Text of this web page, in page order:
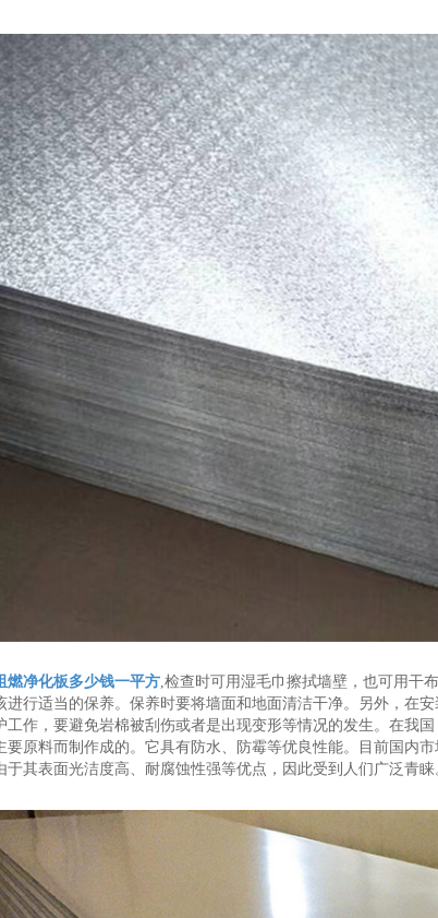
燃净化板多少钱一平方,检查时可用湿毛巾擦拭墙壁，也可用干
进行适当的保养。保养时要将墙面和地面清洁干净。另外，在
工作，要避免岩棉被刮伤或者是出现变形等情况的发生。在我
要原料而制作成的。它具有防水、防霉等优良性能。目前国内
于其表面光洁度高、耐腐蚀性强等优点，因此受到人们广泛青睐